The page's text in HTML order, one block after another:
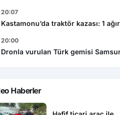
20:07
Kastamonu’da traktör kazası: 1
20:00
Dronla vurulan Türk gemisi
Haberler